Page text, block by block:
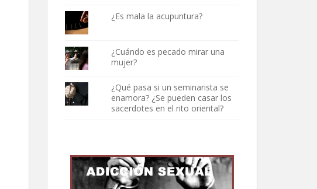
¿Es mala la acupuntura?
¿Cuándo es pecado mirar una
mujer?
¿Qué pasa si un seminarista se
enamora? ¿Se pueden casar los
sacerdotes en el rito oriental?